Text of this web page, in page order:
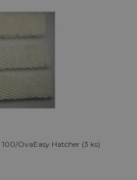
OvaEasy Hatcher (3 ks)